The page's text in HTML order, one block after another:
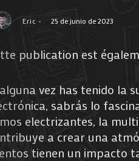
Eric 25 de junio de 2023
publication est
vez has tenido la
sabrás lo
electrizantes, la
a crear una
tienen un impacto